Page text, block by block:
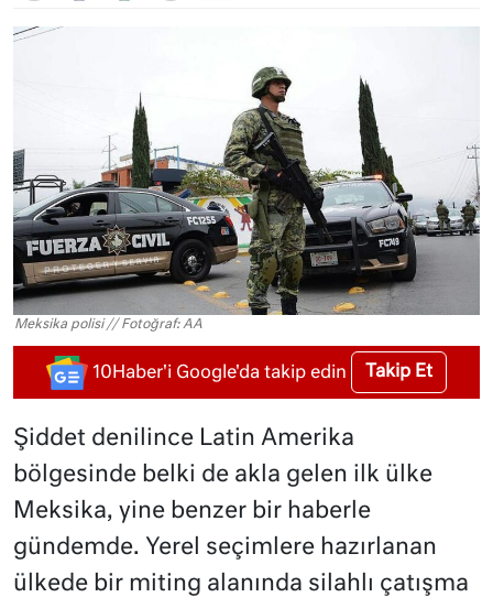
Meksika polisi // Fotoğraf: AA
10Haber'i Google'da takip edin Takip Et
Şiddet denilince Latin Amerika
bölgesinde belki de akla gelen ilk ülke
Meksika, yine benzer bir haberle
gündemde. Yerel seçimlere hazırlanan
ülkede bir miting alanında silahlı çatışma